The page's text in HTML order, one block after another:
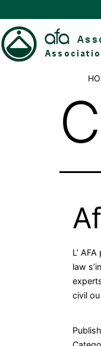
to
content
L’
law
civil